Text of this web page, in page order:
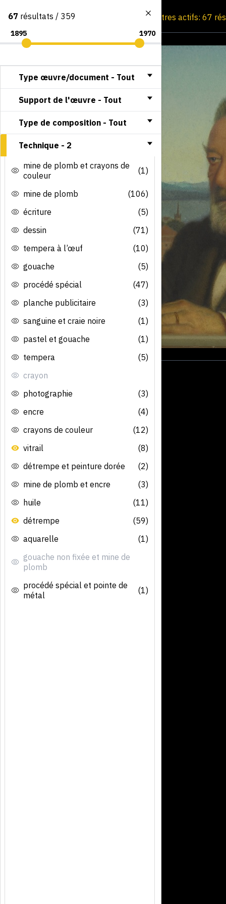
Consultation par image Filtres actifs: 67
67 résultats / 359
Type œuvre/document - Tout
Support de l'œuvre - Tout
Type de composition - Tout
Technique - 2
mine de plomb et crayons de
couleur
(1)
mine de plomb
(106)
écriture
(5)
dessin
(71)
tempera à l’œuf
(10)
gouache
(5)
procédé spécial
(47)
planche publicitaire
(3)
sanguine et craie noire
(1)
pastel et gouache
(1)
tempera
(5)
crayon
photographie
(3)
encre
(4)
crayons de couleur
(12)
vitrail
(8)
détrempe et peinture dorée
(2)
mine de plomb et encre
(3)
huile
(11)
détrempe
(59)
aquarelle
(1)
gouache non fixée et mine de
plomb
procédé spécial et pointe de
métal
(1)